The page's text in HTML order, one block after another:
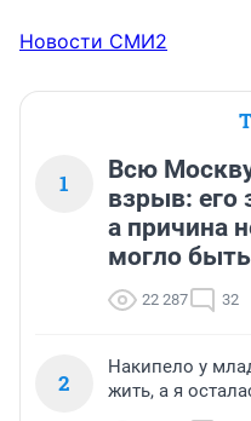
Новости СМИ2
1
Всю
взрыв: его
а причина
могло быть
22 287 32
2
Накипело у
жить, а я